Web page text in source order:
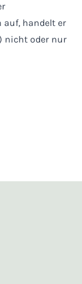
auf, handelt er
nicht oder nur